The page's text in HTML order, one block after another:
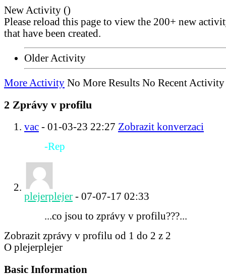
New Activity ()
Please reload this page to view the 200+ new
that have been created.
Older Activity
More Activity No More Results No Recent Activity
2 Zprávy v profilu
vac - 01-03-23 22:27 Zobrazit konverzaci
-Rep
plejerplejer - 07-07-17 02:33
...co jsou to zprávy v profilu???...
Zobrazit zprávy v profilu od 1 do 2 z 2
O plejerplejer
Basic Information